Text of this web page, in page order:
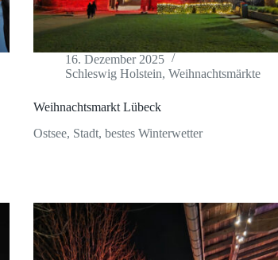
16. Dezember 2025
Schleswig Holstein, Weihnachtsmärkte
Weihnachtsmarkt Lübeck
Ostsee, Stadt, bestes Winterwetter